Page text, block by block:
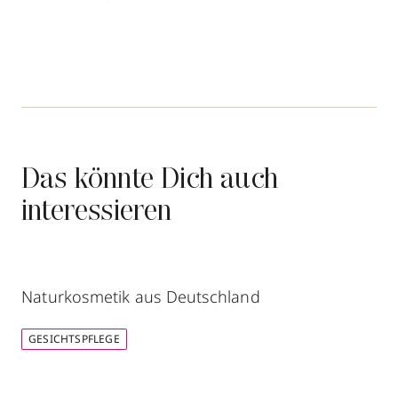
Das könnte Dich auch
interessieren
Naturkosmetik aus Deutschland
GESICHTSPFLEGE